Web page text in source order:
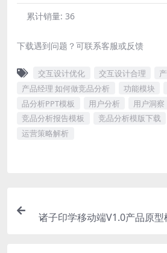
累计销量: 36
下载遇到问题？可联系客服或反馈
交互设计优化 交互设计合理
产品经理 如何做竞品分析
功能模块
品分析PPT模板
用户分析 用户洞察
竞品分析报告模板
竞品分析模版下载
运营策略解析
诸子印学移动端V1.0产品原型